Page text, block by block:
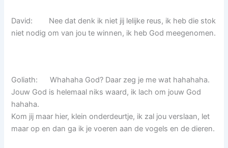
David: Nee dat denk ik niet jij lelijke reus, ik heb die stok
niet nodig om van jou te winnen, ik heb God meegenomen.
Goliath: Whahaha God? Daar zeg je me wat hahahaha.
Jouw God is helemaal niks waard, ik lach om jouw God
hahaha.
Kom jij maar hier, klein onderdeurtje, ik zal jou verslaan, let
maar op en dan ga ik je voeren aan de vogels en de dieren.